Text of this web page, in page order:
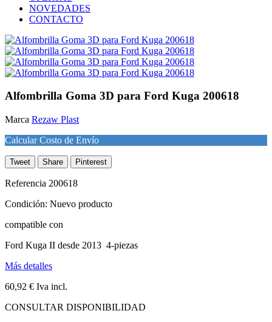
NOVEDADES
CONTACTO
Alfombrilla Goma 3D para Ford Kuga 200618
Marca Rezaw Plast
Calcular Costo de Envío
Tweet Share Pinterest
Referencia 200618
Condición: Nuevo producto
compatible con
Ford Kuga II desde 2013 4-piezas
Más detalles
60,92 € Iva incl.
CONSULTAR DISPONIBILIDAD